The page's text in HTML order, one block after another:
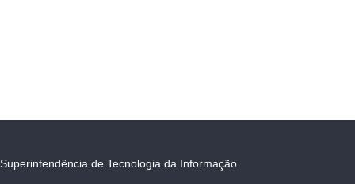
Superintendência de Tecnologia da Informação